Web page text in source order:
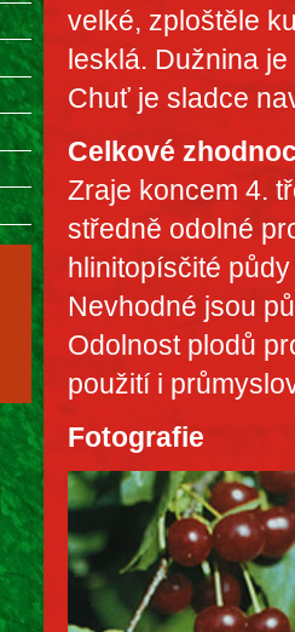
velké, zploštěle
lesklá. Dužnina
Chuť je sladce
Celkové
Zraje koncem 4.
středně odolné
hlinitopísčité
Nevhodné jsou
Odolnost plodů
použití i
Fotografie